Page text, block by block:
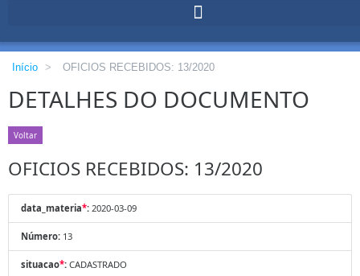
Início > OFICIOS RECEBIDOS: 13/2020
DETALHES DO DOCUMENTO
Voltar
OFICIOS RECEBIDOS: 13/2020
data_materia*: 2020-03-09
Número: 13
situacao*: CADASTRADO